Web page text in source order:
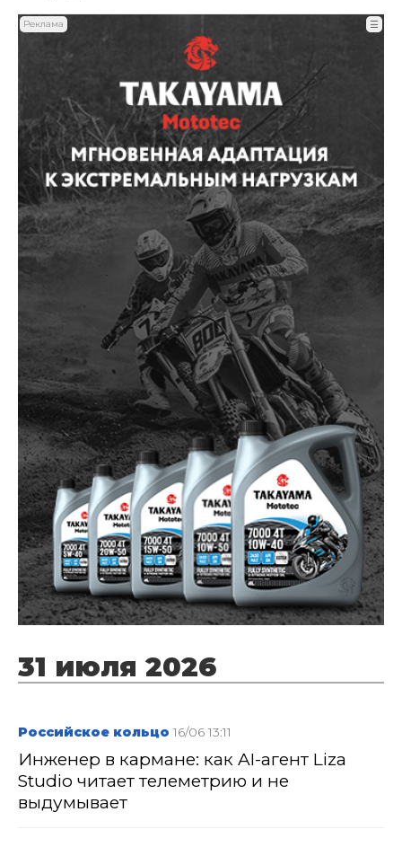
Реклама ☰
31 июля 2026
Российское кольцо 16/06 13:11
Инженер в кармане: как AI-агент Liza
Studio читает телеметрию и не
выдумывает